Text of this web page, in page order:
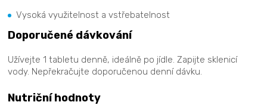
Vysoká využitelnost a vstřebatelnost
Doporučené dávkování
Užívejte 1 tabletu denně, ideálně po jídle. Zapijte sklenicí
vody. Nepřekračujte doporučenou denní dávku.
Nutriční hodnoty